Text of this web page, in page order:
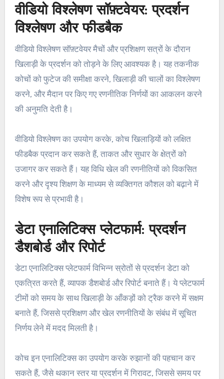
वीडियो विश्लेषण सॉफ़्टवेयर: प्रदर्शन
विश्लेषण और फीडबैक
वीडियो विश्लेषण सॉफ़्टवेयर मैचों और प्रशिक्षण सत्रों के दौरान
खिलाड़ी के प्रदर्शन को तोड़ने के लिए आवश्यक है। यह तकनीक
कोचों को फुटेज की समीक्षा करने, खिलाड़ी की चालों का विश्लेषण
करने, और मैदान पर किए गए रणनीतिक निर्णयों का आकलन करने
की अनुमति देती है।
वीडियो विश्लेषण का उपयोग करके, कोच खिलाड़ियों को लक्षित
फीडबैक प्रदान कर सकते हैं, ताकत और सुधार के क्षेत्रों को
उजागर कर सकते हैं। यह विधि खेल की रणनीतियों को विकसित
करने और दृश्य शिक्षण के माध्यम से व्यक्तिगत कौशल को बढ़ाने में
विशेष रूप से प्रभावी है।
डेटा एनालिटिक्स प्लेटफार्म: प्रदर्शन
डैशबोर्ड और रिपोर्ट
डेटा एनालिटिक्स प्लेटफार्म विभिन्न स्रोतों से प्रदर्शन डेटा को
एकत्रित करते हैं, व्यापक डैशबोर्ड और रिपोर्ट बनाते हैं। ये प्लेटफार्म
टीमों को समय के साथ खिलाड़ी के आँकड़ों को ट्रैक करने में सक्षम
बनाते हैं, जिससे प्रशिक्षण और खेल रणनीतियों के संबंध में सूचित
निर्णय लेने में मदद मिलती है।
कोच इन एनालिटिक्स का उपयोग करके रुझानों की पहचान कर
सकते हैं, जैसे थकान स्तर या प्रदर्शन में गिरावट, जिससे समय पर